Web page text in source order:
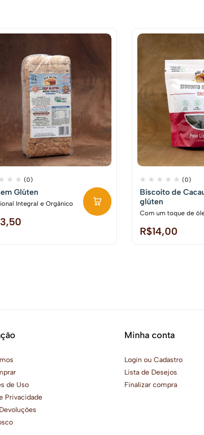
(0)
Glúten
Integral e Orgânico
(0)
Biscoito de
glúten
Com um toque de
R$14,00
de Uso
Privacidade
Minha conta
Login ou Cadastro
Lista de Desejos
Finalizar compra